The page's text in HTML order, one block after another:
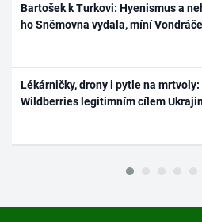
Bartošek k Turkovi: Hyenismus a
ho Sněmovna vydala, míní
Lékárničky, drony i pytle na
Wildberries legitimním cílem